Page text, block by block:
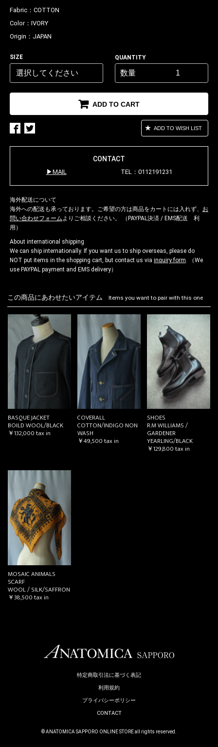
Fabric： COTTON
Color： IVORY
Origin： JAPAN
SIZE QUANTITY
数量
ADD TO CART
ADD TO WISH LIST
CONTACT
MAIL TEL：0112191231
海外配送について
海外への配送も承っております。ご希望の方は商品をカートには入れず、 お
問い合わせフォームよりご相談ください。 （PAYPAL決済 / EMS配送 利
用）
About international shipping
We can ship internationally. If you want us to ship overseas, please do
NOT put items in the shopping cart, but contact us via inquiry form. （We
use PAYPAL payment and EMS delivery）
この商品にあわせたいアイテム Items you want to pair with this one
BASQUE JACKET
BOILD WOOL/BLACK
￥132,000tax in
COVERALL
COTTON/INDIGO NON
WASH
￥49,500tax in
SHOES
R.M WILLIAMS /
GARDENER
YEARLING/BLACK
￥129,800tax in
MOSAIC ANIMALS
SCARF
WOOL / SILK/SAFFRON
￥38,500tax in
特定商取引法に基づく表記
利用規約
プライバシーポリシー
CONTACT
© ANATOMICA SAPPORO ONLINE STORE all rights reserved.